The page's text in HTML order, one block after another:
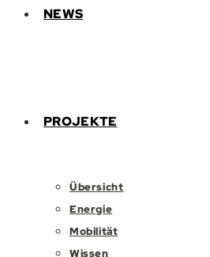
NEWS
PROJEKTE
Übersicht
Energie
Mobilität
Wissen